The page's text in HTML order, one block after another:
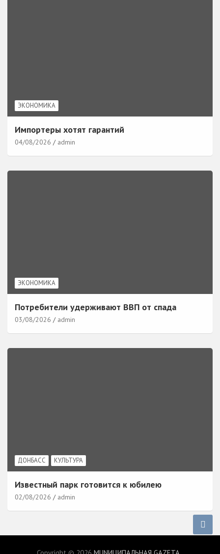
ЭКОНОМИКА
Импортеры хотят гарантий
04/08/2026 admin
ЭКОНОМИКА
Потребители удерживают ВВП от спада
03/08/2026 admin
ДОНБАСС КУЛЬТУРА
Известный парк готовится к юбилею
02/08/2026 admin